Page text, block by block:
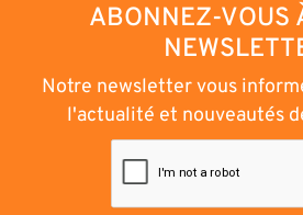
ABONNEZ-VOUS
Notre newsletter vous
l'actualité et nouveautés